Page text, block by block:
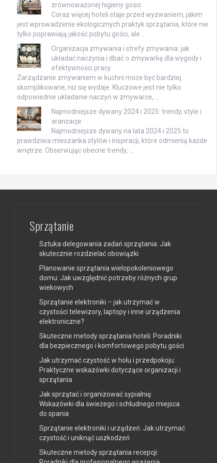
zrównoważonej higieny gości
Coraz więcej hoteli staje przed wyzwaniem, jakim
jest wprowadzenie ekologicznych praktyk sprzątania, które nie
tylko poprawiają jakość pobytu gości, ale …
Organizacja zmywania i strefy zmywania: jak
układać naczynia i dbać o zmywarkę dla wygody i
efektywności pracy
Zarządzanie zmywaniem w kuchni może być bardziej
skomplikowane, niż się wydaje. Kluczowe jest nie tylko
odpowiednie układanie naczyń w zmywarce, …
Najmodniejsze dywany 2024 i 2025: trendy, style i
aranżacje
Najmodniejsze dywany na lata 2024 i 2025 to
prawdziwa mieszanka stylów i inspiracji, które odmienią każde
wnętrze. Obserwując obecne trendy, …
Sprzątanie
Sztuka delegowania zadań sprzątania: Jak
skutecznie rozdzielać obowiązki
Planowanie sprzątania wielopokoleniowego
domu: Jak uwzględnić potrzeby różnych grup
wiekowych
Sprzątanie elektroniki – jak utrzymać w
czystości telewizory, laptopy i inne urządzenia
elektroniczne?
Skuteczne metody sprzątania hoteli: Poradniki
dla bezpiecznego i komfortowego pobytu gości
Jak utrzymać czystość w holu i przedpokoju:
Praktyczne wskazówki dotyczące organizacji i
sprzątania
Jak sprzątać i organizować sypialnię:
Wskazówki dla świeżego i schludnego miejsca
do spania
Sprzątanie elektroniki i urządzeń: Jak utrzymać
czystość i uniknąć uszkodzeń
Skuteczne metody sprzątania recepcji: